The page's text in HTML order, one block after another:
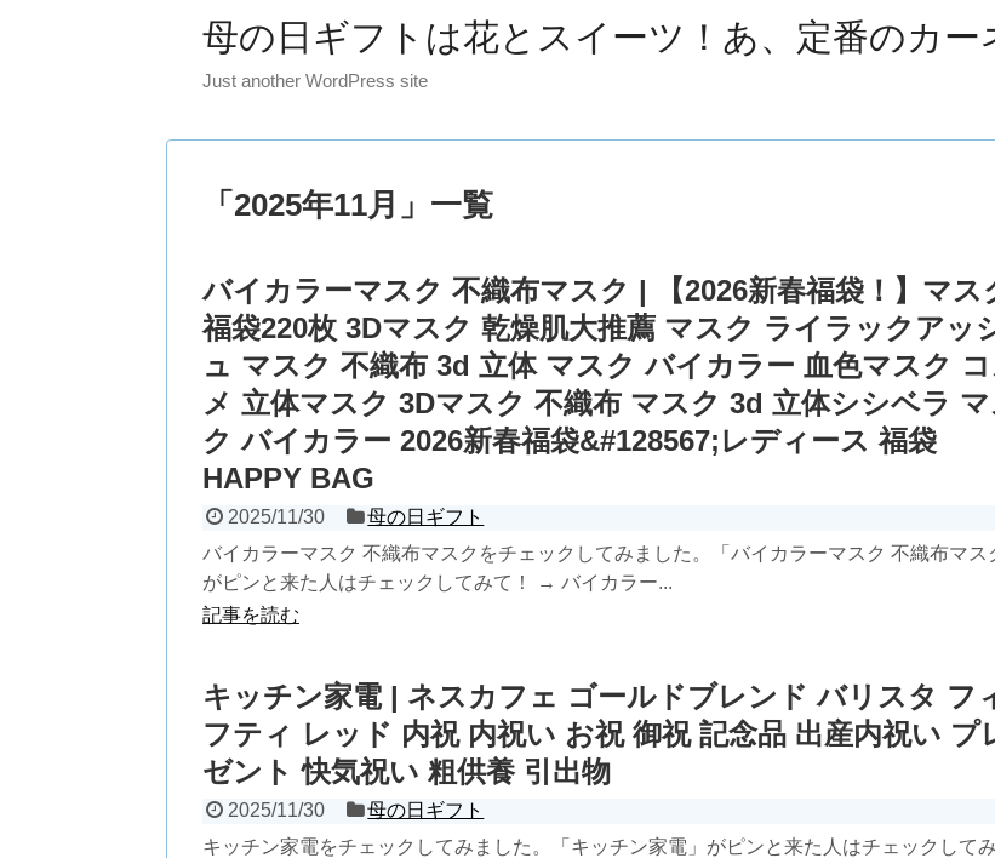
母の日ギフトは花とスイーツ！あ、定番のカー
Just another WordPress site
「 2025年11月 」 一覧
バイカラーマスク 不織布マスク | 【2026新春福袋！】マス
福袋220枚 3Dマスク 乾燥肌大推薦 マスク ライラックアッ
ュ マスク 不織布 3d 立体 マスク バイカラー 血色マスク コ
メ 立体マスク 3Dマスク 不織布 マスク 3d 立体シシベラ マ
ク バイカラー 2026新春福袋&#128567;レディース 福袋
HAPPY BAG
2025/11/30
母の日ギフト
バイカラーマスク 不織布マスクをチェックしてみました。「バイカラーマスク 不織布マス
がピンと来た人はチェックしてみて！ → バイカラー...
記事を読む
キッチン家電 | ネスカフェ ゴールドブレンド バリスタ フ
フティ レッド 内祝 内祝い お祝 御祝 記念品 出産内祝い プ
ゼント 快気祝い 粗供養 引出物
2025/11/30
母の日ギフト
キッチン家電をチェックしてみました。「キッチン家電」がピンと来た人はチェックしてみ